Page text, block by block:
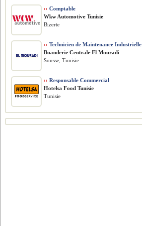
›› Comptable
Wkw Automotive Tunisie
Bizerte
›› Technicien de Maintenance Industrielle
Buanderie Centrale El Mouradi
Sousse, Tunisie
›› Responsable Commercial
Hotelsa Food Tunisie
Tunisie